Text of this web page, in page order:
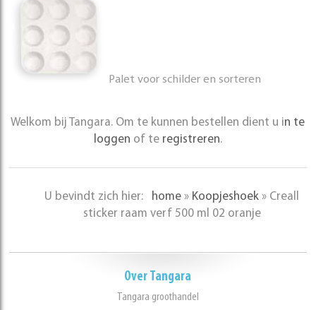
Palet voor schilder en sorteren
Welkom bij Tangara. Om te kunnen bestellen dient u in te
loggen of te registreren.
U bevindt zich hier: home » Koopjeshoek » Creall
sticker raam verf 500 ml 02 oranje
Over Tangara
Tangara groothandel